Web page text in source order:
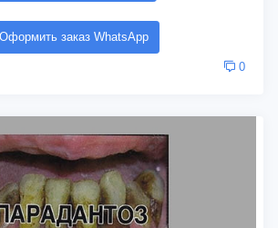
Оформить заказ WhatsApp
0